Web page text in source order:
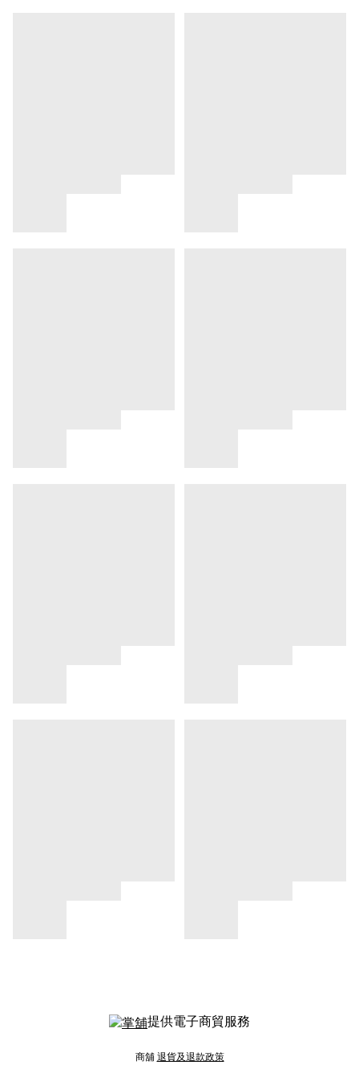
提供電子商貿服務
商舖 退貨及退款政策